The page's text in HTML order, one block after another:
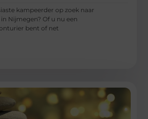
kampeerder op zoek naar
Nijmegen? Of u nu een
bent of net